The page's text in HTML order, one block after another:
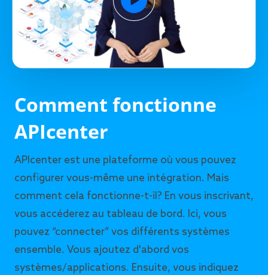
Comment fonctionne
APIcenter
APIcenter est une plateforme où vous pouvez
configurer vous-même une intégration. Mais
comment cela fonctionne-t-il? En vous inscrivant,
vous accéderez au tableau de bord. Ici, vous
pouvez “connecter” vos différents systèmes
ensemble. Vous ajoutez d'abord vos
systèmes/applications. Ensuite, vous indiquez